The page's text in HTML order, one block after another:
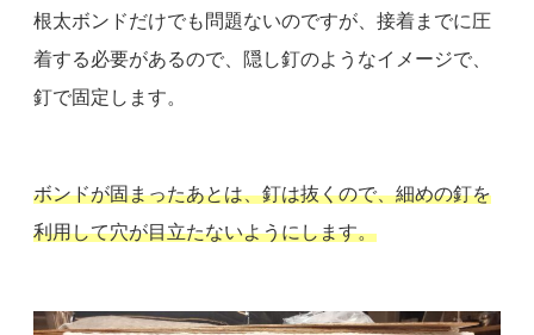
根太ボンドだけでも問題ないのですが、接着までに圧
着する必要があるので、隠し釘のようなイメージで、
釘で固定します。
ボンドが固まったあとは、釘は抜くので、細めの釘を
利用して穴が目立たないようにします。